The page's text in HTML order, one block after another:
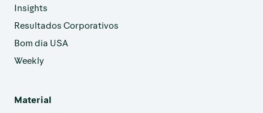
Insights
Resultados Corporativos
Bom dia USA
Weekly
Material